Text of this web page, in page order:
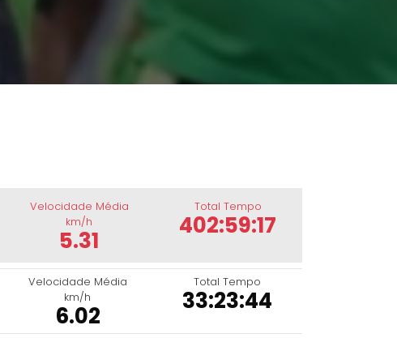
Velocidade Média
km/h
5.31
Total Tempo
402:59:17
Velocidade Média
km/h
6.02
Total Tempo
33:23:44